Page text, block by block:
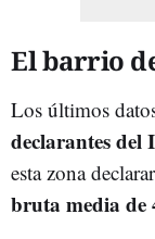
El barrio
Los últimos
declarantes del
esta zona
bruta media de